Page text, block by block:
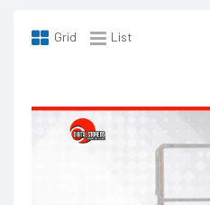
Grid List